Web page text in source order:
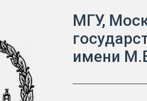
МГУ,
имени